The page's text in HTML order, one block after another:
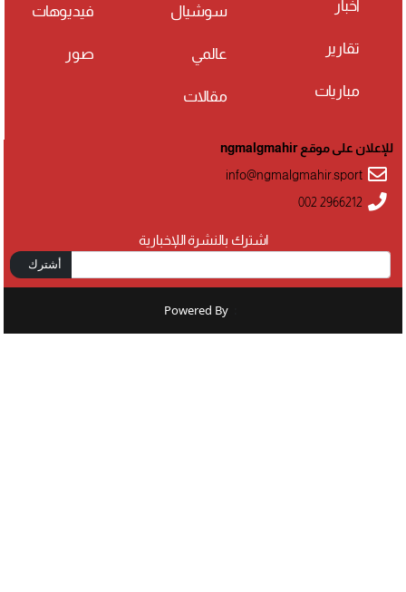
أخبار
تقارير
مباريات
سوشيال
عالمي
مقالات
فيديوهات
صور
اشترك بالنشرة اللإخبارية
أشترك
للإعلان على موقع ngmalgmahir
info@ngmalgmahir.sport
002 2966212
Powered By